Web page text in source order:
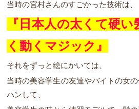
当時の宮村さんのすごかった技術は、
『日本人の太くて硬
く動くマジック』
それをずっと絵にかいては、
当時の美容学生の友達やバイトの女
ハンして、